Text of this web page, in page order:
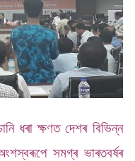
ধৰা ক্ষণত দেশৰ বিভিন্ন
সমগ্ৰ ভাৰতবৰ্ষৰ